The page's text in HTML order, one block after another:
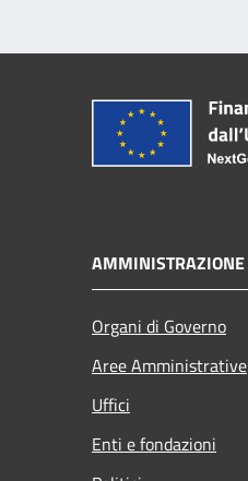
AMMINISTRAZIONE
Organi di Governo
Aree Amministrative
Uffici
Enti e fondazioni